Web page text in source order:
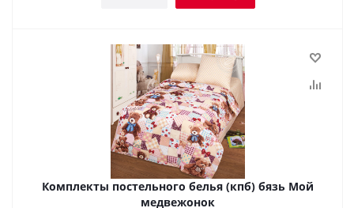
Комплекты постельного белья (кпб) бязь Мой
медвежонок